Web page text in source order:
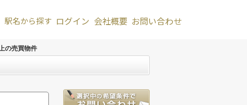
駅名から探す ログイン 会社概要 お問い合わせ
の売買物件